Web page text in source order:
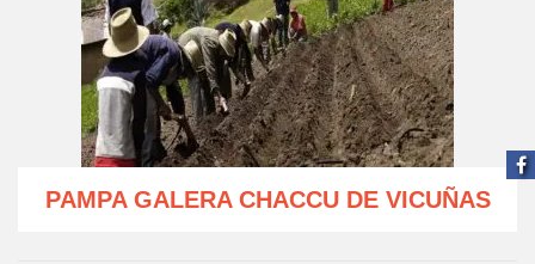
PAMPA GALERA CHACCU DE VICUÑAS